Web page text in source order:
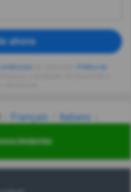
ahora
Français
Italiano
한국어 汉语